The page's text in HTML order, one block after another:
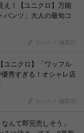
え！【ユニクロ】万能
パンツ」大人の最旬コ
ヨムーノ 編集部
ユニクロ】「ワッフル
秀すぎる！オシャレ店
ヨムーノ 編集部
んて即完売しそう」